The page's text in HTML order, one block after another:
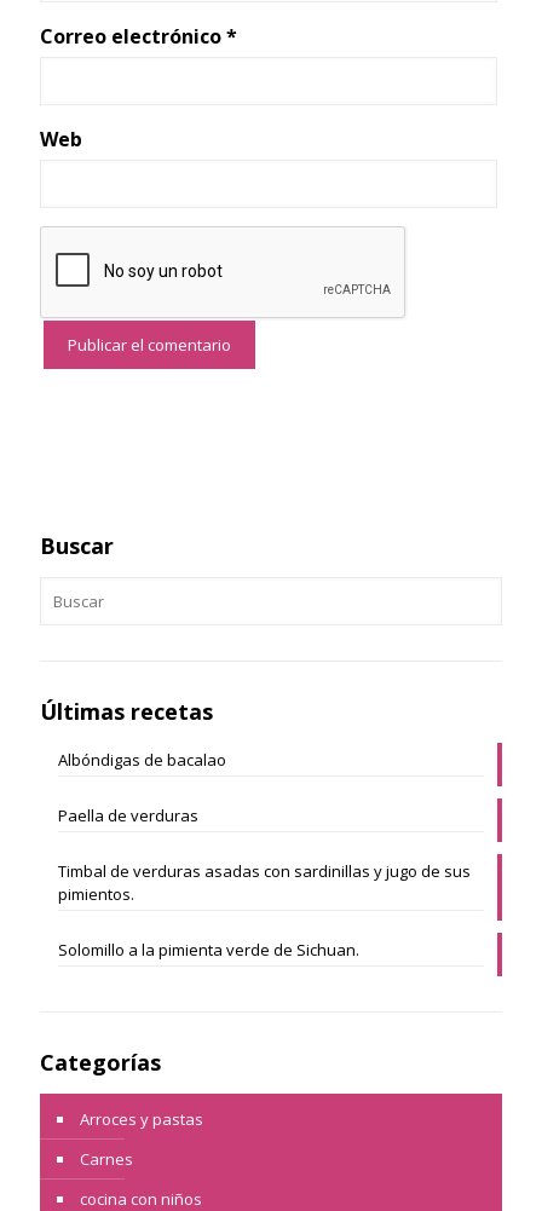
Correo electrónico*
Web
Buscar
Últimas recetas
Albóndigas de bacalao
Paella de verduras
Timbal de verduras asadas con sardinillas y jugo de sus
pimientos.
Solomillo a la pimienta verde de Sichuan.
Categorías
Arroces y pastas
Carnes
cocina con niños